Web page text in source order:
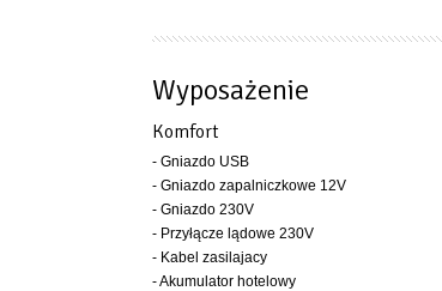
Wyposażenie
Komfort
- Gniazdo USB
- Gniazdo zapalniczkowe 12V
- Gniazdo 230V
- Przyłącze lądowe 230V
- Kabel zasilajacy
- Akumulator hotelowy